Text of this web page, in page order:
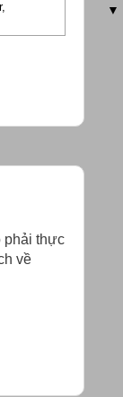
phải thực
về
▼